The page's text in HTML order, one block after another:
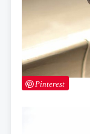
Pinterest